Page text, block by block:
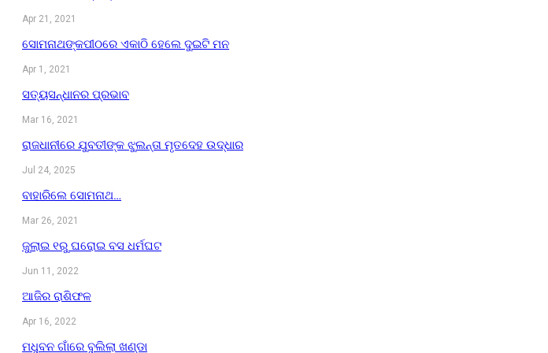
Apr 21, 2021
ସୋମନାଥଙ୍କପୀଠରେ ଏକାଠି ହେଲେ ଦୁଇଟି ମନ
Apr 1, 2021
ସତ୍ୟସନ୍ଧାନର ପ୍ରଭାବ
Mar 16, 2021
ରାଜଧାନୀରେ ଯୁବତୀଙ୍କ ଝୁଲନ୍ତା ମୃତଦେହ ଉଦ୍ଧାର
Jul 24, 2025
ବାହାରିଲେ ସୋମନାଥ…
Mar 26, 2021
ଜୁଲାଇ ୧ରୁ ଘରୋଇ ବସ ଧର୍ମଘଟ
Jun 11, 2022
ଆଜିର ରାଶିଫଳ
Apr 16, 2022
ମଧୁବନ ଗାଁରେ ବୁଲିଲା ଖଣ୍ଡା